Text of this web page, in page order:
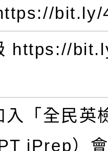
bit.ly/
https://
入「全民英
iPrep）